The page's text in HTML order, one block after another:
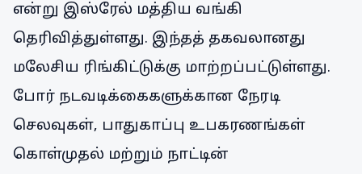
என்று இஸ்ரேல் மத்திய வங்கி
தெரிவித்துள்ளது. இந்தத் தகவலானது
மலேசிய ரிங்கிட்டுக்கு மாற்றப்பட்டுள்ளது.
போர் நடவடிக்கைகளுக்கான நேரடி
செலவுகள், பாதுகாப்பு உபகரணங்கள்
கொள்முதல் மற்றும் நாட்டின்